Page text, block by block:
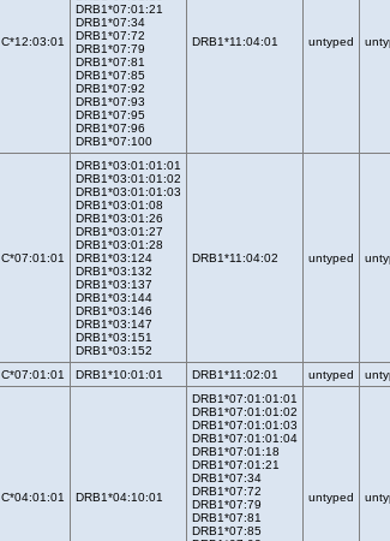
C*12:03:01
DRB1*07:01:21
DRB1*07:34
DRB1*07:72
DRB1*07:79
DRB1*07:81
DRB1*07:85
DRB1*07:92
DRB1*07:93
DRB1*07:95
DRB1*07:96
DRB1*07:100
DRB1*11:04:01 untyped
C*07:01:01
DRB1*03:01:01:01
DRB1*03:01:01:02
DRB1*03:01:01:03
DRB1*03:01:08
DRB1*03:01:26
DRB1*03:01:27
DRB1*03:01:28
DRB1*03:124
DRB1*03:132
DRB1*03:137
DRB1*03:144
DRB1*03:146
DRB1*03:147
DRB1*03:151
DRB1*03:152
DRB1*11:04:02 untyped
C*07:01:01 DRB1*10:01:01 DRB1*11:02:01 untyped
C*04:01:01 DRB1*04:10:01
DRB1*07:01:01:01
DRB1*07:01:01:02
DRB1*07:01:01:03
DRB1*07:01:01:04
DRB1*07:01:18
DRB1*07:01:21
DRB1*07:34
DRB1*07:72
DRB1*07:79
DRB1*07:81
DRB1*07:85
untyped